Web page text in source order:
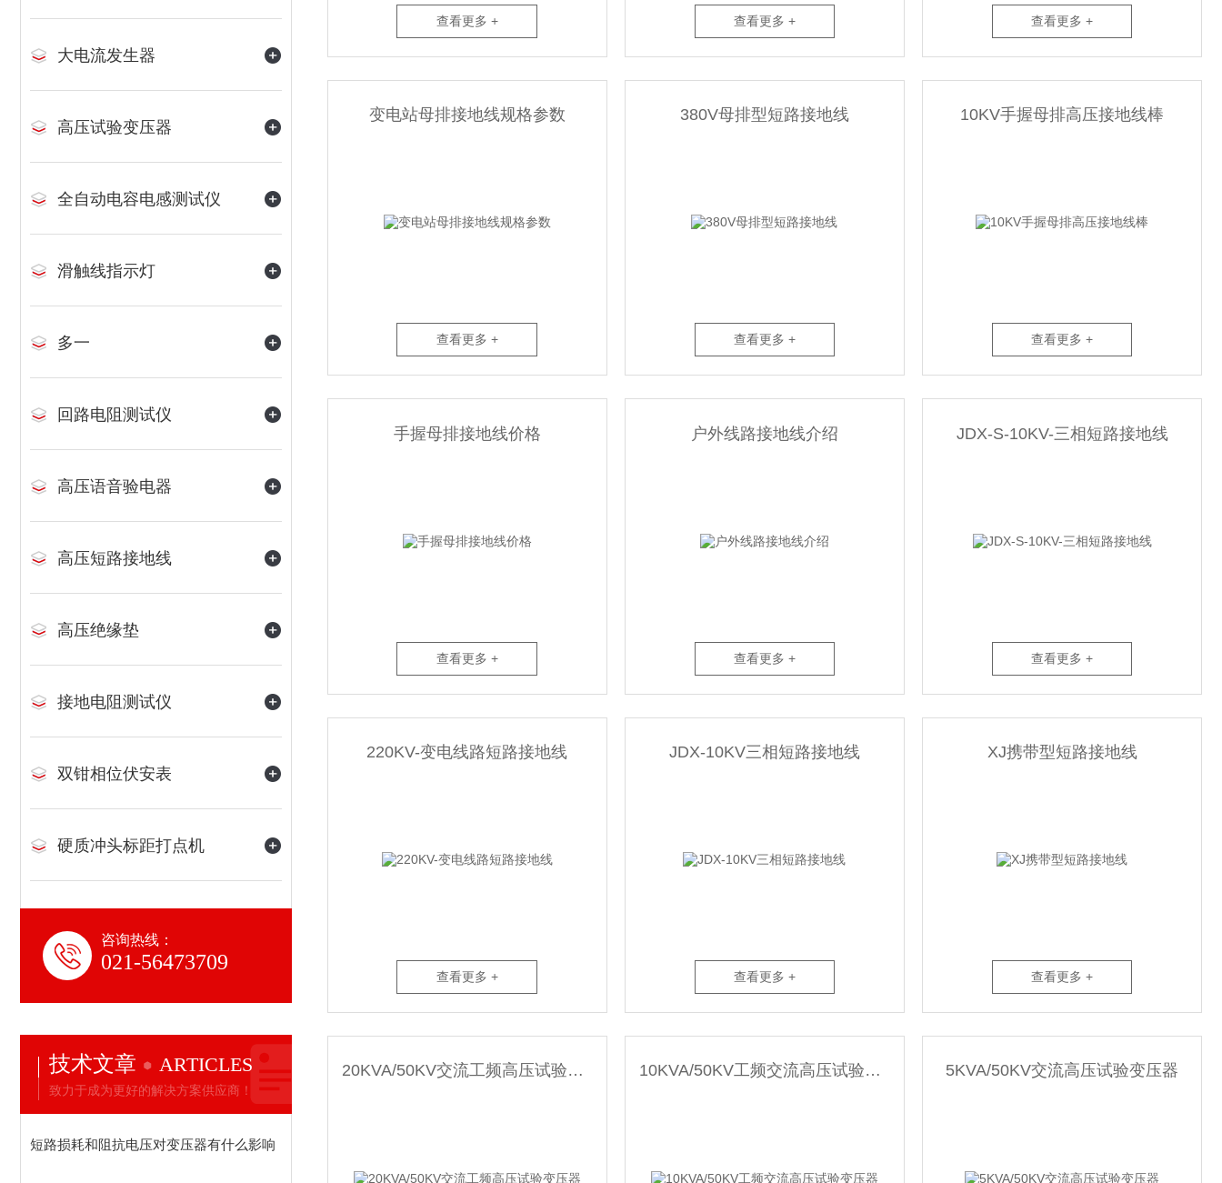
大电流发生器
高压试验变压器
全自动电容电感测试仪
滑触线指示灯
多一
回路电阻测试仪
高压语音验电器
高压短路接地线
高压绝缘垫
接地电阻测试仪
双钳相位伏安表
硬质冲头标距打点机
咨询热线：
021-56473709
技术文章 ARTICLES
致力于成为更好的解决方案供应商！
短路损耗和阻抗电压对变压器有什么影响
查看更多 + 查看更多 + 查看更多 +
变电站母排接地线规格参数
查看更多 +
380V母排型短路接地线
查看更多 +
10KV手握母排高压接地线棒
查看更多 +
手握母排接地线价格
查看更多 +
户外线路接地线介绍
查看更多 +
JDX-S-10KV-三相短路接地线
查看更多 +
220KV-变电线路短路接地线
查看更多 +
JDX-10KV三相短路接地线
查看更多 +
XJ携带型短路接地线
查看更多 +
20KVA/50KV交流工频高压试验变压器 10KVA/50KV工频交流高压试验变压器 5KVA/50KV交流高压试验变压器